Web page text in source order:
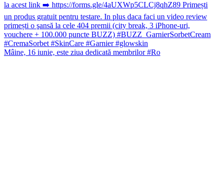
Mâine, 16 iunie, este ziua dedicată membrilor #Ro